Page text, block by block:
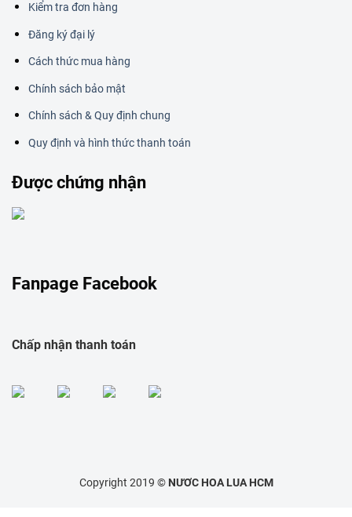
Kiểm tra đơn hàng
Đăng ký đại lý
Cách thức mua hàng
Chính sách bảo mật
Chính sách & Quy định chung
Quy định và hình thức thanh toán
Được chứng nhận
Fanpage Facebook
Chấp nhận thanh toán
Copyright 2019 © NƯƠC HOA LUA HCM